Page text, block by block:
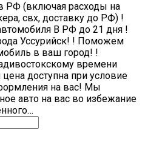
РФ (включая расходы на
свх, доставку до РФ) !
В РФ до 21 дня !
Уссурийск! ! Поможем
в ваш город! !
времени
доступна при условие
на вас! Мы
авто на вас во избежание